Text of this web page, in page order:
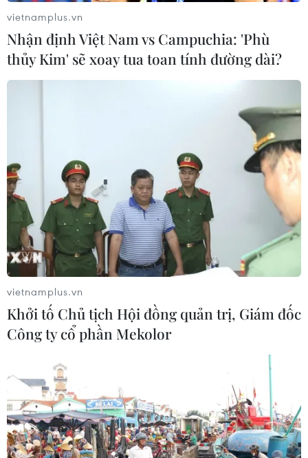
Tỷ lệ bao phủ BHYT toàn
quốc đạt 95,15% vào năm 2025
Nếu như các năm 2009, 2015 độ bao phủ bảo hiểm y tế
lần lượt đạt 57% và 74,7% dân số, thì đến năm 2021 độ
bao phủ đã đạt 91% dân số.
Tháo gỡ vướng mắc trong thanh toán
BHYT đối với các dịch vụ kỹ thuật
vietnamplus.vn
Nhận định Việt Nam vs Campuchia: 'Phù
thủy Kim' sẽ xoay tua toan tính đường dài?
vietnamplus.vn
Khởi tố Chủ tịch Hội đồng quản trị, Giám đốc
Công ty cổ phần Mekolor